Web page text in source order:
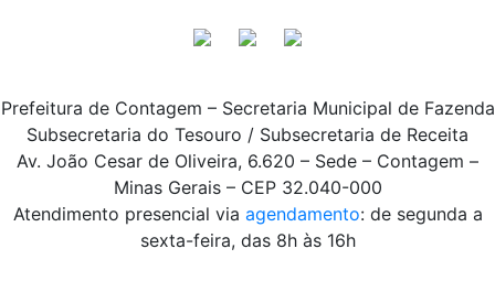
Prefeitura de Contagem – Secretaria Municipal de Fazenda
Subsecretaria do Tesouro / Subsecretaria de Receita
Av. João Cesar de Oliveira, 6.620 – Sede – Contagem –
Minas Gerais – CEP 32.040-000
Atendimento presencial via agendamento: de segunda a
sexta-feira, das 8h às 16h